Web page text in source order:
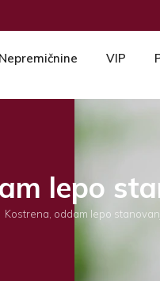
Nepremičnine VIP
lepo
Kostrena, oddam lepo